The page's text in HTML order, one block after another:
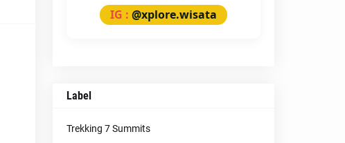
IG : @xplore.wisata
Label
Trekking 7 Summits